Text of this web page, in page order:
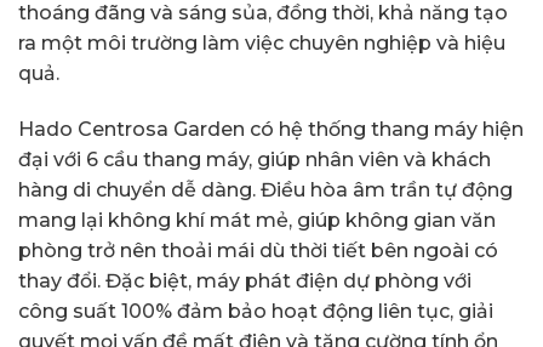
thoáng đãng và sáng sủa, đồng thời, khả năng tạo
ra một môi trường làm việc chuyên nghiệp và hiệu
quả.
Hado Centrosa Garden có hệ thống thang máy hiện
đại với 6 cầu thang máy, giúp nhân viên và khách
hàng di chuyển dễ dàng. Điều hòa âm trần tự động
mang lại không khí mát mẻ, giúp không gian văn
phòng trở nên thoải mái dù thời tiết bên ngoài có
thay đổi. Đặc biệt, máy phát điện dự phòng với
công suất 100% đảm bảo hoạt động liên tục, giải
quyết mọi vấn đề mất điện và tăng cường tính ổn